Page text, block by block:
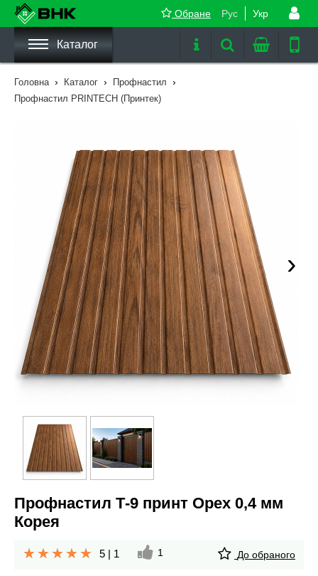
Рус Укр
Обране
Каталог
Головна › Каталог › Профнастил ›
Профнастил PRINTECH (Принтек)
›
Профнастил Т-9 принт Орех 0,4 мм
Корея
5 | 1 1 До обраного